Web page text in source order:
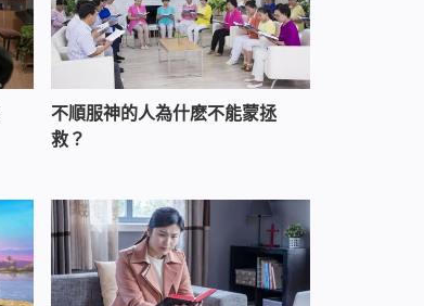
不順服神的人為什麽不能蒙拯
救？